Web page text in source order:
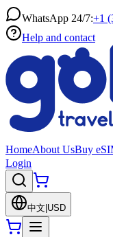
WhatsApp 24/7:+1
Help and contact
HomeAbout UsBuy
Login
中文 USD